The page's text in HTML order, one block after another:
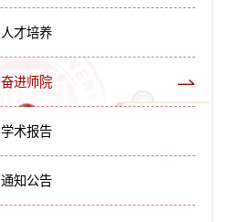
人才培养
奋进师院
学术报告
通知公告